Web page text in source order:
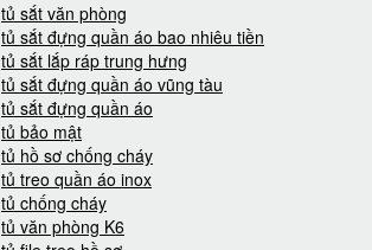
tủ sắt văn phòng
tủ sắt đựng quần áo bao nhiêu tiền
tủ sắt lắp ráp trung hưng
tủ sắt đựng quần áo vũng tàu
tủ sắt đựng quần áo
tủ bảo mật
tủ hồ sơ chống cháy
tủ treo quần áo inox
tủ chống cháy
tủ văn phòng K6